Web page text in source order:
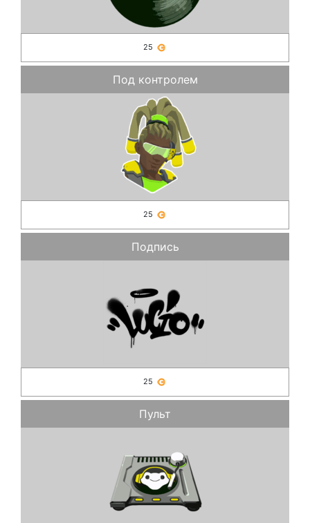
25
Под контролем
25
Подпись
25
Пульт